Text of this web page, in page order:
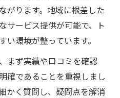
がります。地域に根差した
サービス提供が可能で、ト
環境が整っています。
まず実績や口コミを確認
確であることを重視しまし
かく質問し、疑問点を解消